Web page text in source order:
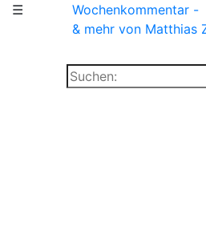
☰
Wochenkommentar -
& mehr von Matthias